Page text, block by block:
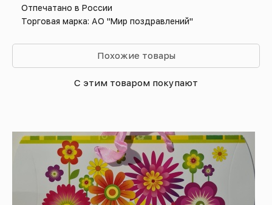
Отпечатано в России
Торговая марка: АО "Мир поздравлений"
Похожие товары
С этим товаром покупают